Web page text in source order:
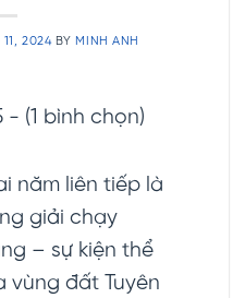
11, 2024 BY MINH ANH
- (1 bình chọn)
năm liên tiếp là
giải chạy
– sự kiện thể
vùng đất Tuyên